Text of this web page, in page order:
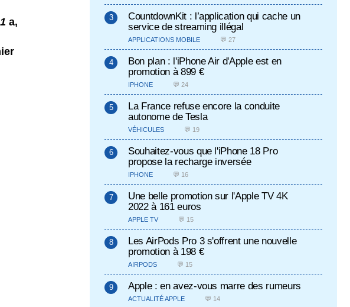
a,
CountdownKit : l’application qui cache un
service de streaming illégal
APPLICATIONS MOBILE 💬 27
Bon plan : l'iPhone Air d'Apple est en
promotion à 899 €
IPHONE 💬 24
La France refuse encore la conduite
autonome de Tesla
VÉHICULES 💬 19
Souhaitez-vous que l'iPhone 18 Pro
propose la recharge inversée
IPHONE 💬 16
Une belle promotion sur l'Apple TV 4K
2022 à 161 euros
APPLE TV 💬 15
Les AirPods Pro 3 s'offrent une nouvelle
promotion à 198 €
AIRPODS 💬 15
Apple : en avez-vous marre des rumeurs
ACTUALITÉ APPLE 💬 14